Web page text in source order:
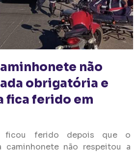
não
obrigatória e
fica ferido em
ficou ferido depois que o
caminhonete não respeitou a